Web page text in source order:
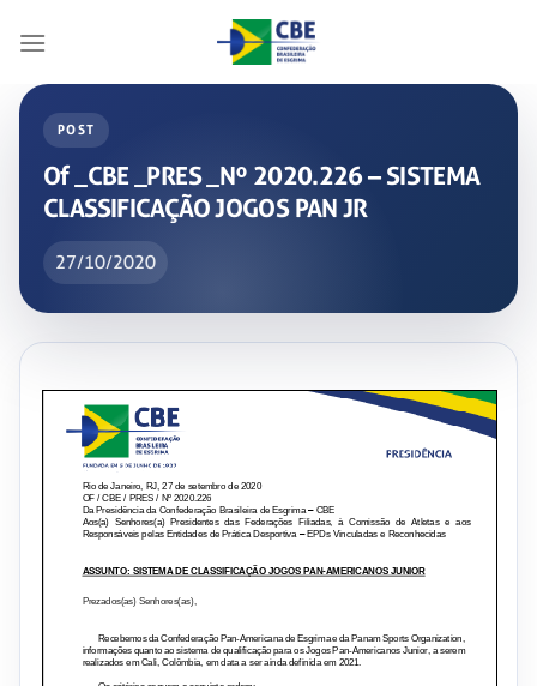
POST
Of _CBE _PRES _Nº 2020.226 – SISTEMA
CLASSIFICAÇÃO JOGOS PAN JR
27/10/2020